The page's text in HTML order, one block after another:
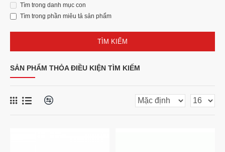
Tìm trong danh mục con
Tìm trong phần miêu tả sản phẩm
TÌM KIẾM
SẢN PHẨM THỎA ĐIỀU KIỆN TÌM KIẾM